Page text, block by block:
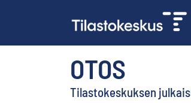
OTOS
Tilastokeskuksen